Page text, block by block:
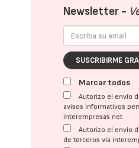
Newsletter -
SUSCRIBIRME
Marcar todos
Autorizo el envío
avisos informativos
interempresas.net
Autorizo el envío
de terceros vía